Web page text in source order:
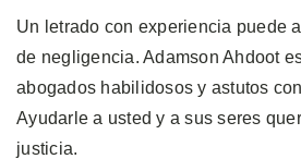
Un letrado con experiencia puede
de negligencia. Adamson Ahdoot
abogados habilidosos y astutos
Ayudarle a usted y a sus seres
justicia.